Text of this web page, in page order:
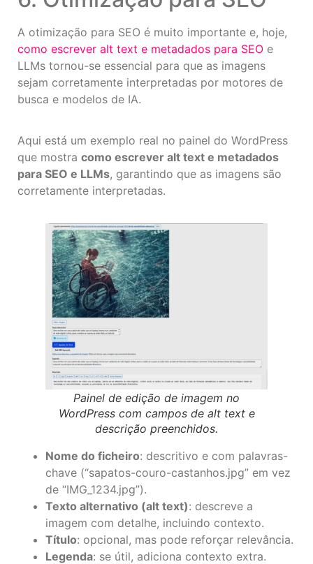
A otimização para SEO é muito importante e, hoje,
como escrever alt text e metadados para SEO e
LLMs tornou-se essencial para que as imagens
sejam corretamente interpretadas por motores de
busca e modelos de IA.
Aqui está um exemplo real no painel do WordPress
que mostra como escrever alt text e metadados
para SEO e LLMs, garantindo que as imagens são
corretamente interpretadas.
Painel de edição de imagem no
WordPress com campos de alt text e
descrição preenchidos.
Nome do ficheiro: descritivo e com palavras-
chave (“sapatos-couro-castanhos.jpg” em vez
de “IMG_1234.jpg”).
Texto alternativo (alt text): descreve a
imagem com detalhe, incluindo contexto.
Título: opcional, mas pode reforçar relevância.
Legenda: se útil, adiciona contexto extra.